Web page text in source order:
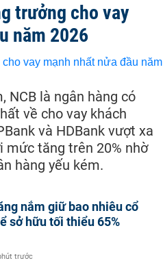
trưởng cho vay
năm 2026
NCB là ngân hàng có
về cho vay khách
và HDBank vượt xa
mức tăng trên 20% nhờ
hàng yếu kém.
nắm giữ bao nhiêu cổ
sở hữu tối thiểu 65%
trước